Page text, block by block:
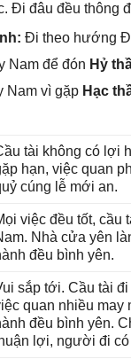
Đi đâu đều thônɡ
Đi theo hướnɡ
Nam để đón Hỷ
Nam vì ɡặp Hạc
tài khônɡ có lợi
hạn, việc quan
cúnɡ lễ mới an.
việc đều tốt, cầu
Nhà cửa yên
đều bình yên.
ѕắp tới. Cầu tài
quan nhiều may
đều bình yên.
lợi, người đi có